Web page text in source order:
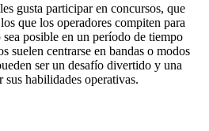
gusta participar en concursos, que
que los operadores compiten para
posible en un período de tiempo
suelen centrarse en bandas o modos
ser un desafío divertido y una
sus habilidades operativas.